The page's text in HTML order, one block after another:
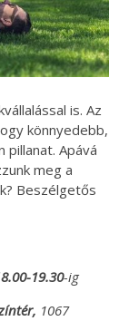
is. Az
könnyedebb,
Apává
meg a
Beszélgetős
19.30-ig
1067